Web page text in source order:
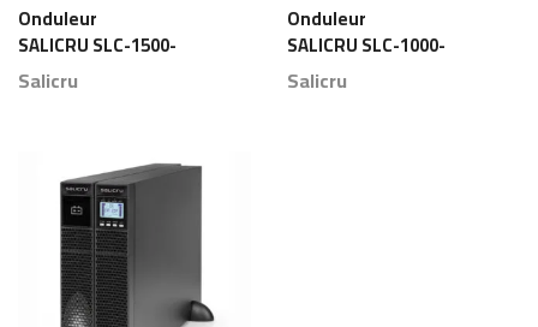
Onduleur
SALICRU SLC-1500-
TWIN RT2 Maroc
Salicru
Onduleur
SALICRU SLC-1000-
TWIN RT2 Maroc
Salicru